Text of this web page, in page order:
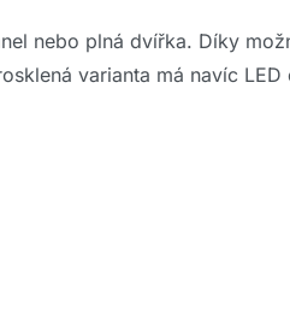
nebo plná dvířka. Díky
varianta má navíc